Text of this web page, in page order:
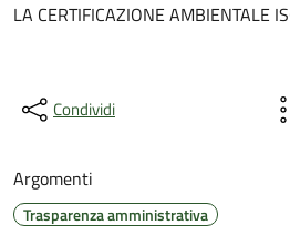
LA CERTIFICAZIONE AMBIENTALE
Condividi
Argomenti
Trasparenza amministrativa